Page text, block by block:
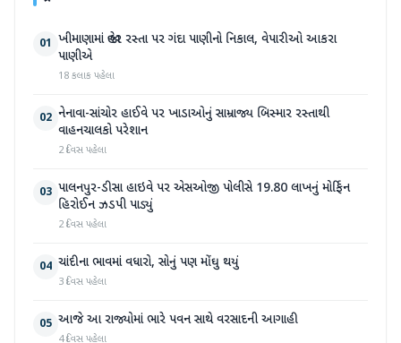
01 ખીમાણામાં જાહેર રસ્તા પર ગંદા પાણીનો નિકાલ, વેપારીઓ આકરા
પાણીએ
18 કલાક પહેલા
02 નેનાવા-સાંચોર હાઈવે પર ખાડાઓનું સામ્રાજ્ય બિસ્માર રસ્તાથી
વાહનચાલકો પરેશાન
2 દિવસ પહેલા
03 પાલનપુર-ડીસા હાઇવે પર એસઓજી પોલીસે 19.80 લાખનું મોર્ફિન
હિરોઈન ઝડપી પાડ્યું
2 દિવસ પહેલા
04 ચાંદીના ભાવમાં વધારો, સોનું પણ મોંઘુ થયું
3 દિવસ પહેલા
05 આજે આ રાજ્યોમાં ભારે પવન સાથે વરસાદની આગાહી
4 દિવસ પહેલા